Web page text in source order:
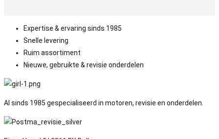
Expertise & ervaring sinds 1985
Snelle levering
Ruim assortiment
Nieuwe, gebruikte & revisie onderdelen
Al sinds 1985 gespecialiseerd in motoren, revisie en onderdelen.